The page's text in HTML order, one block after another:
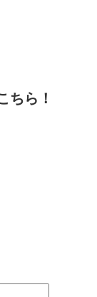
ちら！